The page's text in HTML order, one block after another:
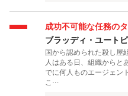
成功不可能な任務の
ブラッディ・ユート
国から認められた殺し屋
人はある日、組織からと
でに何人ものエージェン
こ…